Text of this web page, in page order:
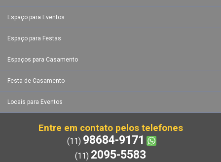
Espaço para Eventos
Espaço para Festas
Espaços para Casamento
Festa de Casamento
Locais para Eventos
Entre em contato pelos telefones
(11) 98684-9171
(11) 2095-5583